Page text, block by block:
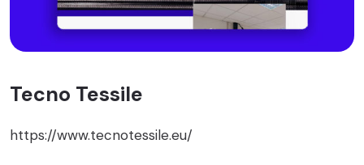
Tecno Tessile
https://www.tecnotessile.eu/